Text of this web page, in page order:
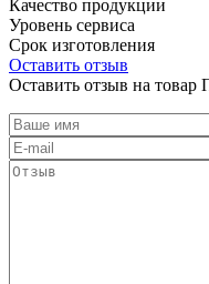
Качество продукции
Уровень сервиса
Срок изготовления
Оставить отзыв
Оставить отзыв на